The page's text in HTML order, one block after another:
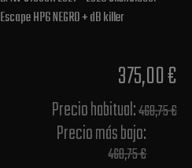
Escape HP6 NEGRO + dB killer
375,00 €
Precio habitual​:468,75 €
Precio más bajo​:
468,75 €